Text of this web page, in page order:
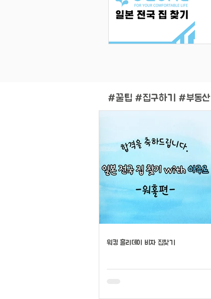
#꿀팁 #집구하기 #부동산
워킹 홀리데이 비자 집찾기